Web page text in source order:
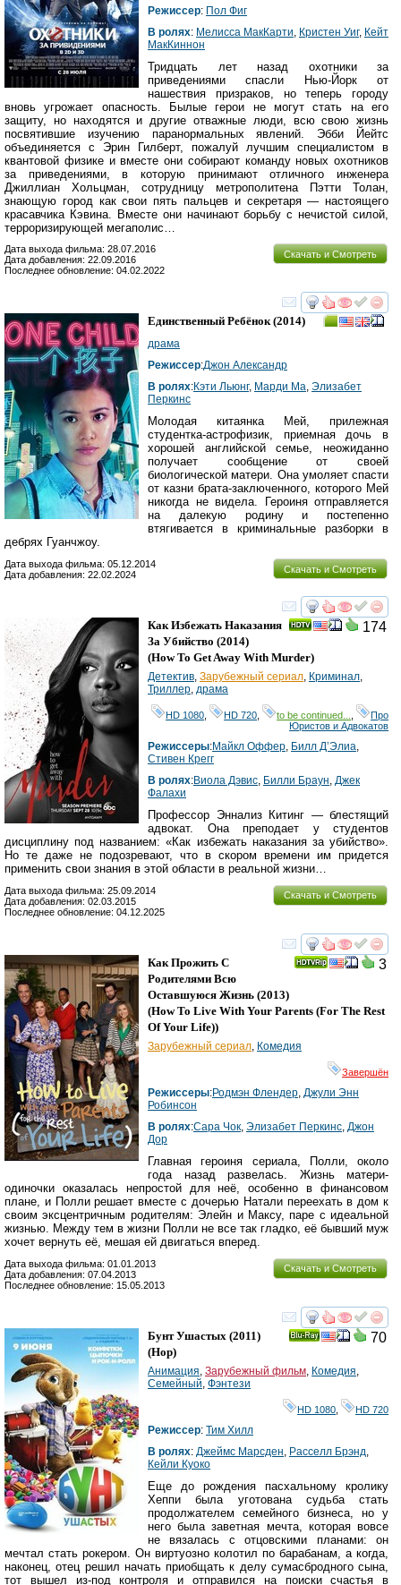
Режиссер: Пол Фиг
В ролях: Мелисса МакКарти Кристен Уиг, Кейт
МакКиннон
Тридцать лет назад охотники за
приведениями спасли Нью-Йорк от
нашествия призраков, но теперь городу
вновь угрожает опасность. Былые герои не могут стать на его
защиту, но находятся и другие отважные люди, всю свою жизнь
посвятившие изучению паранормальных явлений. Эбби Йейтс
объединяется с Эрин Гилберт, пожалуй лучшим специалистом в
квантовой физике и вместе они собирают команду новых охотников
за приведениями, в которую принимают отличного инженера
Джиллиан Хольцман, сотрудницу метрополитена Пэтти Толан,
знающую город как свои пять пальцев и секретаря — настоящего
красавчика Кэвина. Вместе они начинают борьбу с нечистой силой,
терроризирующей мегаполис…
Скачать и Смотреть
Дата выхода фильма: 28.07.2016
Дата добавления: 22.09.2016
Последнее обновление: 04.02.2022
смотреть
Единственный Ребёнок(2014)
драма
Режиссер:Джон Александр
В ролях:Кэти Льюнг, Марди Ма, Элизабет
Перкинс
Молодая китаянка Мей, прилежная
студентка-астрофизик, приемная дочь в
хорошей английской семье, неожиданно
получает сообщение от своей
биологической матери. Она умоляет спасти
от казни брата-заключенного, которого Мей
никогда не видела. Героиня отправляется
на далекую родину и постепенно
втягивается в криминальные разборки в
дебрях Гуанчжоу.
Скачать и Смотреть
Дата выхода фильма: 05.12.2014
Дата добавления: 22.02.2024
смотреть
174
Как Избежать Наказания
За Убийство (2014)
(How To Get Away With Murder)
Детектив, Зарубежный сериал, Криминал,
Триллер, драма
HD 1080 HD 720 to be continued...
Про
Юристов и Адвокатов
Режиссеры:Майкл Оффер, Билл Д’Элиа,
Стивен Крегг
В ролях:Виола Дэвис, Билли Браун, Джек
Фалахи
Профессор Эннализ Китинг — блестящий
адвокат. Она преподает у студентов
дисциплину под названием: «Как избежать наказания за убийство».
Но те даже не подозревают, что в скором времени им придется
применить свои знания в этой области в реальной жизни…
Скачать и Смотреть
Дата выхода фильма: 25.09.2014
Дата добавления: 02.03.2015
Последнее обновление: 04.12.2025
смотреть
3
Как Прожить С
Родителями Всю
Оставшуюся Жизнь (2013)
(How To Live With Your Parents (For The Rest
Of Your Life))
Зарубежный сериал, Комедия
Завершён
Режиссеры:Родмэн Флендер, Джули Энн
Робинсон
В ролях:Сара Чок, Элизабет Перкинс, Джон
Дор
Главная героиня сериала, Полли, около
года назад развелась. Жизнь матери-
одиночки оказалась непростой для неё, особенно в финансовом
плане, и Полли решает вместе с дочерью Натали переехать в дом к
своим эксцентричным родителям: Элейн и Максу, паре с идеальной
жизнью. Между тем в жизни Полли не все так гладко, её бывший муж
хочет вернуть её, мешая ей двигаться вперед.
Скачать и Смотреть
Дата выхода фильма: 01.01.2013
Дата добавления: 07.04.2013
Последнее обновление: 15.05.2013
смотреть
70
Бунт Ушастых (2011)
(Hop)
Анимация Зарубежный фильм Комедия
Семейный Фэнтези
HD 1080 HD 720
Режиссер: Тим Хилл
В ролях: Джеймс Марсден Расселл Брэнд
Кейли Куоко
Еще до рождения пасхальному кролику
Хеппи была уготована судьба стать
продолжателем семейного бизнеса, но у
него была заветная мечта, которая вовсе
не вязалась с отцовскими планами: он
мечтал стать рокером. Он виртуозно колотил по барабанам, а когда,
наконец, отец решил начать приобщать к делу сумасбродного сына,
тот вышел из-под контроля и отправился на поиски счастья в